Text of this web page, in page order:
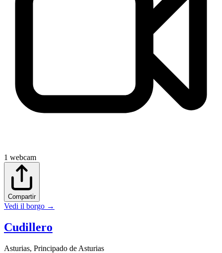
1 webcam
Compartir
Vedi il borgo →
Cudillero
Asturias, Principado de Asturias